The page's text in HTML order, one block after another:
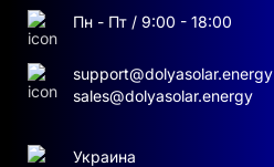
Пн - Пт / 9:00 - 18:00
support@dolyasolar.energy
sales@dolyasolar.energy
Украина